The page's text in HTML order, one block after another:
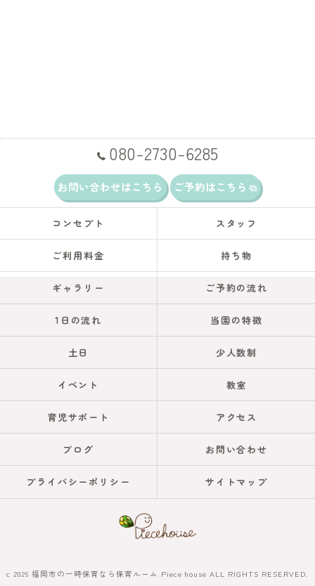
080-2730-6285
お問い合わせはこちら ご予約はこちら
コンセプト スタッフ
ご利用料金 持ち物
ギャラリー ご予約の流れ
1日の流れ 当園の特徴
土日 少人数制
イベント 教室
育児サポート アクセス
ブログ お問い合わせ
プライバシーポリシー サイトマップ
c 2026 福岡市の一時保育なら保育ルーム Piece house ALL RIGHTS RESERVED.